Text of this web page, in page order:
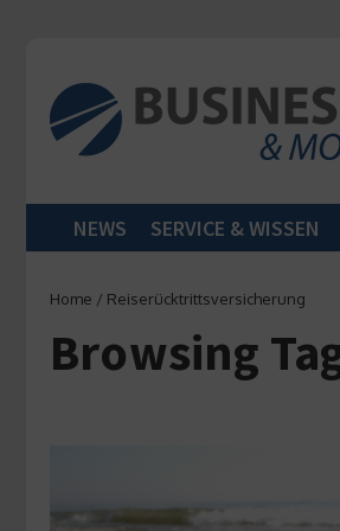
NEWS SERVICE & WISSEN
Home / Reiserücktrittsversicherung
Browsing